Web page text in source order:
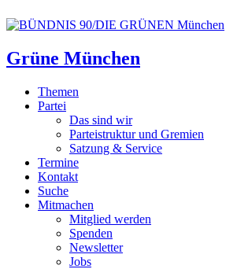
Grüne München
Themen
Partei
Das sind wir
Parteistruktur und Gremien
Satzung & Service
Termine
Kontakt
Suche
Mitmachen
Mitglied werden
Spenden
Newsletter
Jobs